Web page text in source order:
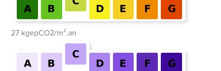
27 kgepCO2/m².an